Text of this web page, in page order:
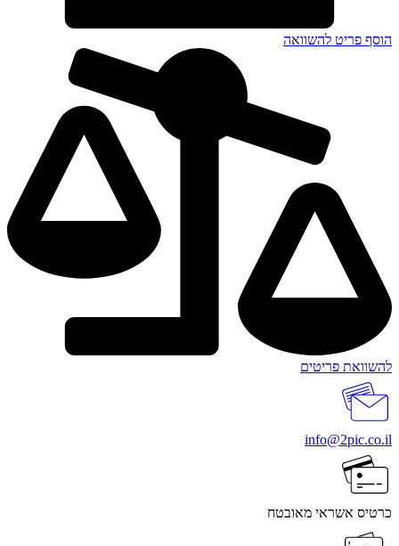
הוסף פריט להשוואה
להשוואת פריטים
info@2pic.co.il
כרטיס אשראי מאובטח